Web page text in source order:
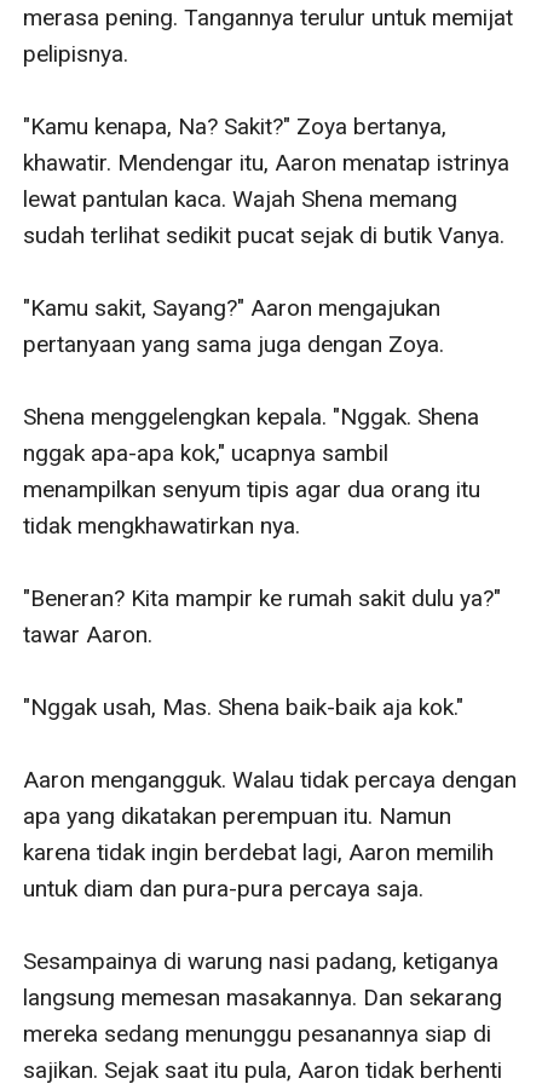
merasa pening. Tangannya terulur untuk memijat
pelipisnya.
"Kamu kenapa, Na? Sakit?" Zoya bertanya,
khawatir. Mendengar itu, Aaron menatap istrinya
lewat pantulan kaca. Wajah Shena memang
sudah terlihat sedikit pucat sejak di butik Vanya.
"Kamu sakit, Sayang?" Aaron mengajukan
pertanyaan yang sama juga dengan Zoya.
Shena menggelengkan kepala. "Nggak. Shena
nggak apa-apa kok," ucapnya sambil
menampilkan senyum tipis agar dua orang itu
tidak mengkhawatirkan nya.
"Beneran? Kita mampir ke rumah sakit dulu ya?"
tawar Aaron.
"Nggak usah, Mas. Shena baik-baik aja kok."
Aaron mengangguk. Walau tidak percaya dengan
apa yang dikatakan perempuan itu. Namun
karena tidak ingin berdebat lagi, Aaron memilih
untuk diam dan pura-pura percaya saja.
Sesampainya di warung nasi padang, ketiganya
langsung memesan masakannya. Dan sekarang
mereka sedang menunggu pesanannya siap di
sajikan. Sejak saat itu pula, Aaron tidak berhenti